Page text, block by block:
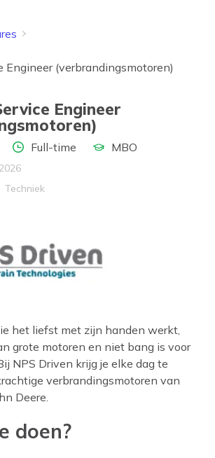
Engineer (verbrandingsmotoren)
Engineer
Aantal uren
Full-time Opleidingsniveau
MBO
Werkveld
Techniek
het liefst met zijn handen werkt,
grote motoren en niet bang is voor
NPS Driven krijg je elke dag te
verbrandingsmotoren van
Deere.
doen?